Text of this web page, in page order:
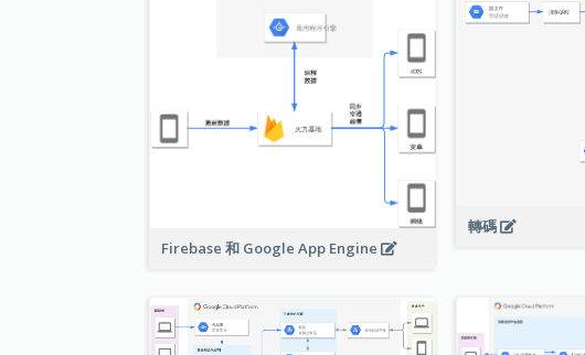
Firebase 和 Google App Engine
轉碼